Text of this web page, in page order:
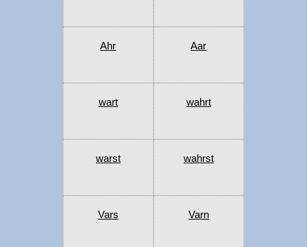
Ahr Aar
wart wahrt
warst wahrst
Vars Varn